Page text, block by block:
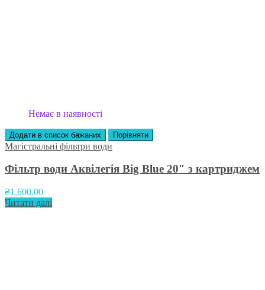
Немає в наявності
Додати в список бажаних Порівняти
Магістральні фільтри води
Фільтр води Аквілегія Big Blue 20″ з картриджем
₴1,600.00
Читати далі